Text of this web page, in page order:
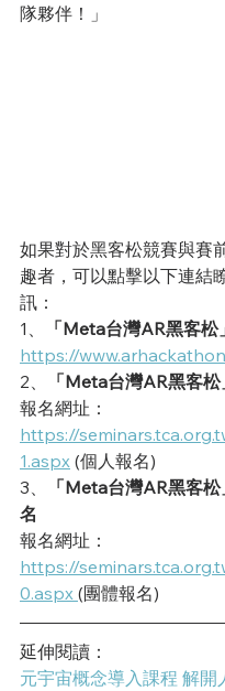
隊夥伴！」
如果對於黑客松競賽與賽
趣者，可以點擊以下連結
訊：
1、
「Meta台灣AR黑客松
https://
2、
「Meta台灣AR黑客
報名網址：
https://
1.aspx (個人報名)
3、
「Meta台灣AR黑客
名
報名網址：
https://
0.aspx (團體報名)
延伸閱讀：
元宇宙概念導入課程 解開